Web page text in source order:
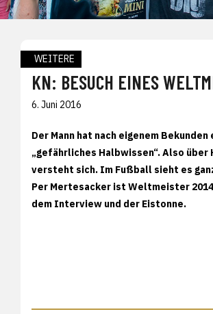
WEITERE
KN: BESUCH EINES
6. Juni 2016
Der Mann hat nach eigenem Bekunden
„gefährliches Halbwissen“. Also über
versteht sich. Im Fußball sieht es
Per Mertesacker ist Weltmeister
dem Interview und der Eistonne.